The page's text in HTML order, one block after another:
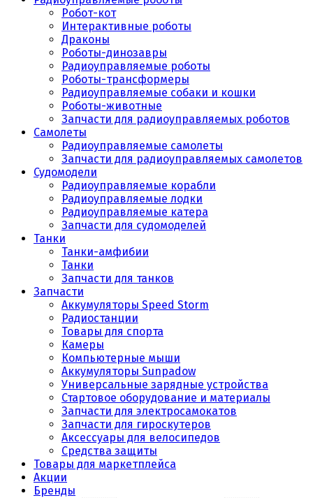
Робот-кот
Интерактивные роботы
Драконы
Роботы-динозавры
Радиоуправляемые роботы
Роботы-трансформеры
Радиоуправляемые собаки и кошки
Роботы-животные
Запчасти для радиоуправляемых роботов
Самолеты
Радиоуправляемые самолеты
Запчасти для радиоуправляемых самолетов
Судомодели
Радиоуправляемые корабли
Радиоуправляемые лодки
Радиоуправляемые катера
Запчасти для судомоделей
Танки
Танки-амфибии
Танки
Запчасти для танков
Запчасти
Аккумуляторы Speed Storm
Радиостанции
Товары для спорта
Камеры
Компьютерные мыши
Аккумуляторы Sunpadow
Универсальные зарядные устройства
Стартовое оборудование и материалы
Запчасти для электросамокатов
Запчасти для гироскутеров
Аксессуары для велосипедов
Средства защиты
Товары для маркетплейса
Акции
Бренды